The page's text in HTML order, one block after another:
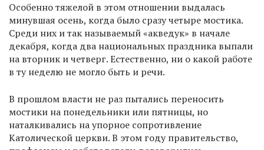
Особенно тяжелой в этом отношении выдалась
минувшая осень, когда было сразу четыре мостика.
Среди них и так называемый «акведук» в начале
декабря, когда два национальных праздника выпали
на вторник и четверг. Естественно, ни о какой работе
в ту неделю не могло быть и речи.
В прошлом власти не раз пытались переносить
мостики на понедельники или пятницы, но
наталкивались на упорное сопротивление
Католической церкви. В этом году правительство,